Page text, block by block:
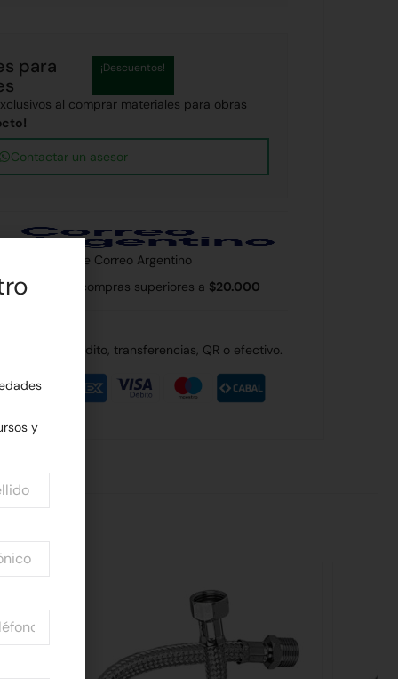
para
¡Descuentos!
al comprar materiales para obras
Contactar un asesor
a través de Correo Argentino
en compras superiores a $20.000
débito, crédito, transferencias, QR o efectivo.
y